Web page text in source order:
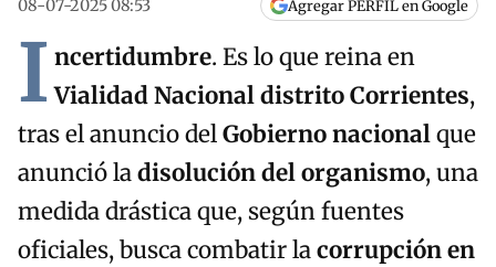
08-07-2025 08:53 Agregar PERFIL en Google
I ncertidumbre. Es lo que reina en
Vialidad Nacional distrito Corrientes,
tras el anuncio delGobierno nacionalque
anunció ladisolución del organismo, una
medida drástica que, según fuentes
oficiales, busca combatir lacorrupción en